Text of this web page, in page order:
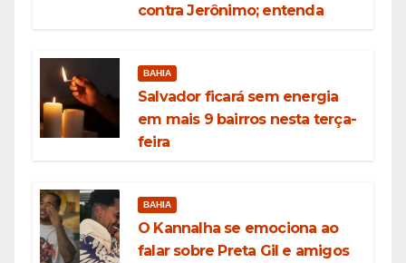
contra Jerônimo; entenda
BAHIA
Salvador ficará sem energia
em mais 9 bairros nesta terça-
feira
BAHIA
O Kannalha se emociona ao
falar sobre Preta Gil e amigos